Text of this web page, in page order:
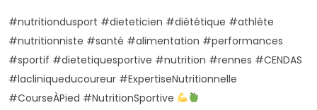
#nutritiondusport #dieteticien #diététique #athlète
#nutritionniste #santé #alimentation #performances
#sportif #dietetiquesportive #nutrition #rennes #CENDAS
#lacliniqueducoureur #ExpertiseNutritionnelle
#CourseÀPied #NutritionSportive